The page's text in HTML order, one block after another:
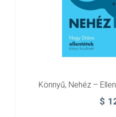
Könnyű, Nehéz –
$